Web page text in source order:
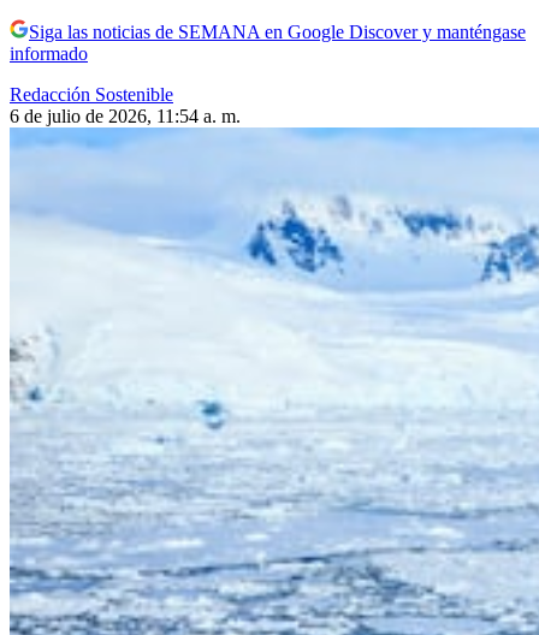
Siga las noticias de SEMANA en Google Discover y manténgase
informado
Redacción Sostenible
6 de julio de 2026, 11:54 a. m.